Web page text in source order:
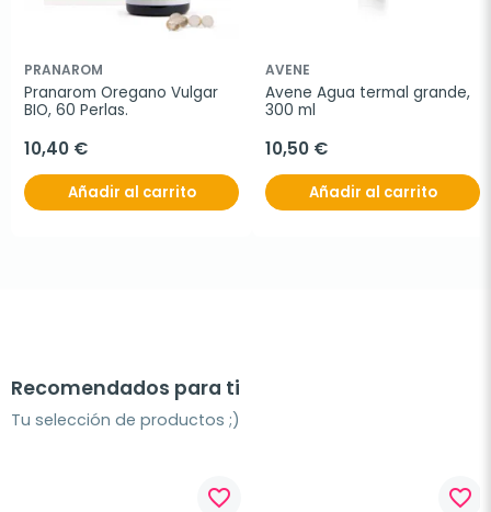
PRANAROM
Pranarom Oregano Vulgar
BIO, 60 Perlas.
10,40 €
Añadir al carrito
AVENE
Avene Agua termal grande,
300 ml
10,50 €
Añadir al carrito
Recomendados para ti
Tu selección de productos ;)
favorite_border favorite_border